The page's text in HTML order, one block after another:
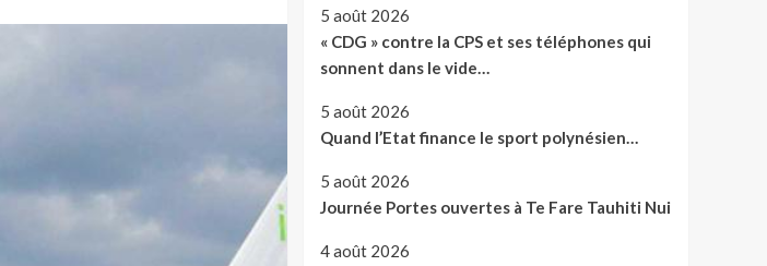
5 août 2026
« CDG » contre la CPS et ses téléphones qui
sonnent dans le vide…
5 août 2026
Quand l’Etat finance le sport polynésien…
5 août 2026
Journée Portes ouvertes à Te Fare Tauhiti Nui
4 août 2026